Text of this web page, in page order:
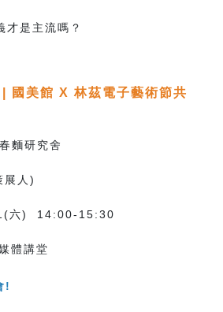
才是主流嗎？
| 國美館 X 林茲電子藝術節共
麵研究舍
展人)
六) 14:00-15:30
體講堂
!